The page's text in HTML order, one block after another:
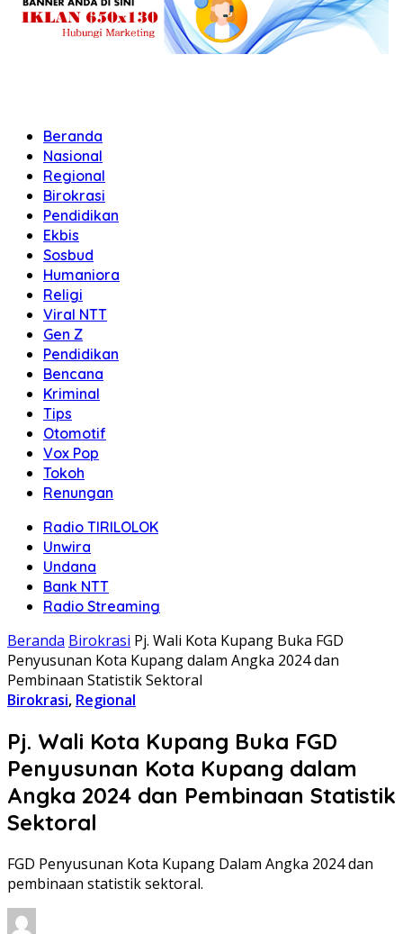
Beranda
Nasional
Regional
Birokrasi
Pendidikan
Ekbis
Sosbud
Humaniora
Religi
Viral NTT
Gen Z
Pendidikan
Bencana
Kriminal
Tips
Otomotif
Vox Pop
Tokoh
Renungan
Radio TIRILOLOK
Unwira
Undana
Bank NTT
Radio Streaming
Beranda Birokrasi Pj. Wali Kota Kupang Buka FGD
Penyusunan Kota Kupang dalam Angka 2024 dan
Pembinaan Statistik Sektoral
Birokrasi, Regional
Pj. Wali Kota Kupang Buka FGD
Penyusunan Kota Kupang dalam
Angka 2024 dan Pembinaan Statistik
Sektoral
FGD Penyusunan Kota Kupang Dalam Angka 2024 dan
pembinaan statistik sektoral.